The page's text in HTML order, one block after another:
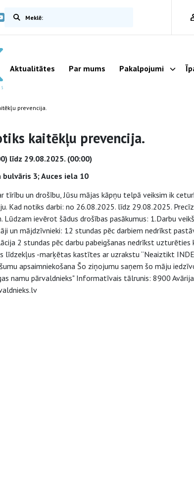
Meklēt vietnē
Aktualitātes Par mums Pakalpojumi
prevencija.
kaitēkļu prevencija.
līdz 29.08.2025. (00:00)
3; Auces iela 10
tīrību un drošību, Jūsu mājas kāpņu telpā veiksim ik
Kad notiks darbi: no 26.08.2025. līdz 29.08.2025.
Lūdzam ievērot šādus drošības pasākumus: 1.Darbu
un mājdzīvnieki: 12 stundas pēc darbiem nedrīkst
2 stundas pēc darbu pabeigšanas nedrīkst
līdzekļus -marķētas kastītes ar uzrakstu “Neaiztikt
apsaimniekošana Šo ziņojumu saņem šo māju
namu pārvaldnieks" Informatīvais tālrunis: 8900